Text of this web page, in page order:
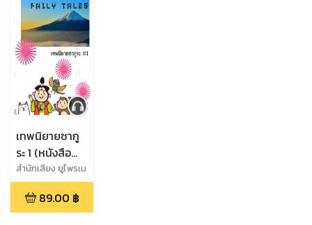
เทพนิยายซากู
ระ 1 (หนังสือ
เสียง)
สำนักเสียง ยูไพรเม
ซี่
89.00 ฿